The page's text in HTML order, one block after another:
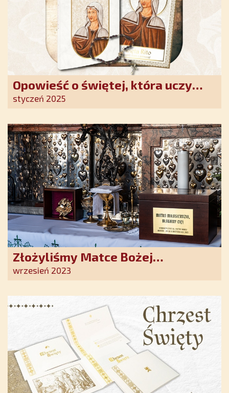
Opowieść o świętej, która uczy
szczerego oddania się Bogu.
nadziei w XXI wieku
styczeń 2025
Złożyliśmy Matce Bożej
Ostrobramskiej pozłacane wotum
wrzesień 2023